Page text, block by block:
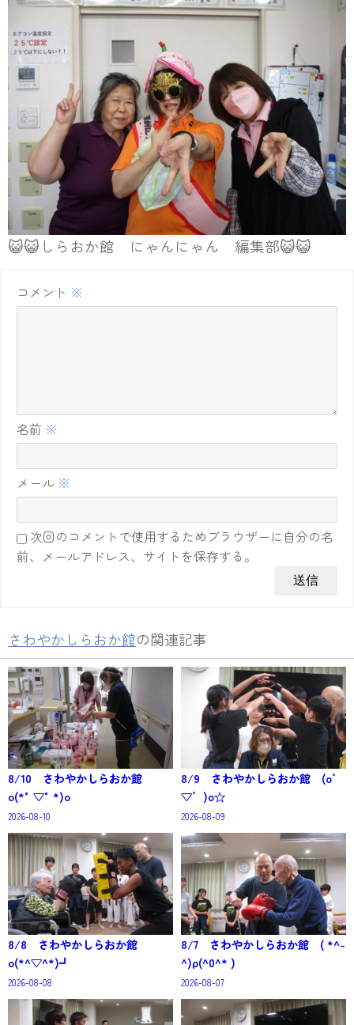
😺😺しらおか館 にゃんにゃん 編集部😺😺
コメント ※
名前 ※
メール ※
次回のコメントで使用するためブラウザーに自分の名
前、メールアドレス、サイトを保存する。
さわやかしらおか館の関連記事
8/10 さわやかしらおか館
o(*°▽°*)o
2026-08-10
8/9 さわやかしらおか館 (o゜
▽゜)o☆
2026-08-09
8/8 さわやかしらおか館
o(*^▽^*)┛
2026-08-08
8/7 さわやかしらおか館 ( *^-
^)ρ(^0^* )
2026-08-07